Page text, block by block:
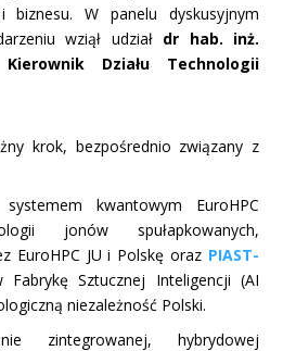
W panelu dyskusyjnym
wziął udział dr hab. inż.
Działu Technologii
krok, bezpośrednio związany z
kwantowym EuroHPC
jonów spułapkowanych,
EuroHPC JU i Polskę oraz PIAST-
Sztucznej Inteligencji (AI
niezależność Polski.
zintegrowanej, hybrydowej